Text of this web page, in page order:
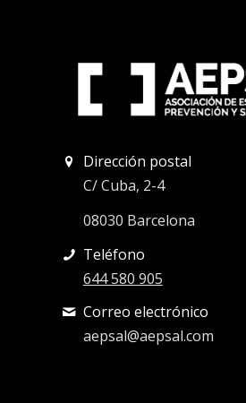
Dirección postal
C/ Cuba, 2-4
08030 Barcelona
Teléfono
644 580 905
Correo electrónico
aepsal@aepsal.com